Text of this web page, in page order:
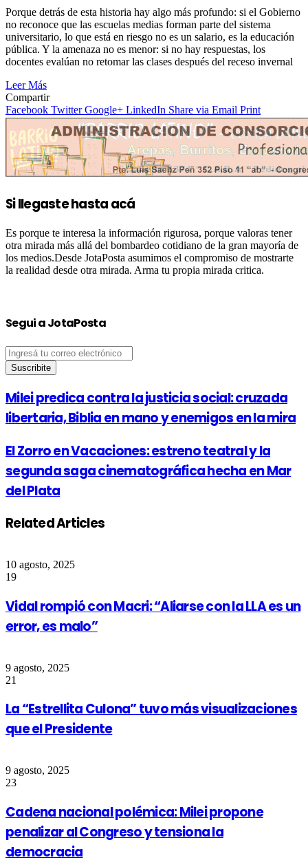
Porque detrás de esta historia hay algo más profundo: si el Gobierno
no reconoce que las escuelas medias forman parte del sistema
universitario, lo que está en riesgo no es un salario, es la educación
pública. Y la amenaza no es menor: si no hay respuestas, los
docentes evalúan no retomar las clases después del receso invernal
Leer Más
Compartir
Facebook Twitter Google+ LinkedIn Share via Email Print
Si llegaste hasta acá
Es porque te interesa la información rigurosa, porque valoras tener
otra mirada más allá del bombardeo cotidiano de la gran mayoría de
los medios.Desde JotaPosta asumimos el compromiso de mostrarte
la realidad desde otra mirada. Arma tu propia mirada critica.
Segui a JotaPosta
Ingresá
tu
correo
Milei predica contra la justicia social: cruzada
libertaria, Biblia en mano y enemigos en la mira
El Zorro en Vacaciones: estreno teatral y la
segunda saga cinematográfica hecha en Mar
del Plata
Related Articles
10 agosto, 2025
19
Vidal rompió con Macri: “Aliarse con la LLA es un
error, es malo”
9 agosto, 2025
21
La “Estrellita Culona” tuvo más visualizaciones
que el Presidente
9 agosto, 2025
23
Cadena nacional polémica: Milei propone
penalizar al Congreso y tensiona la
democracia